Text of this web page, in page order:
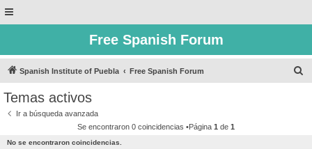
Free Spanish Forum
Spanish Institute of Puebla Free Spanish Forum
Temas activos
Ir a búsqueda avanzada
Se encontraron 0 coincidencias •Página 1 de 1
No se encontraron coincidencias.